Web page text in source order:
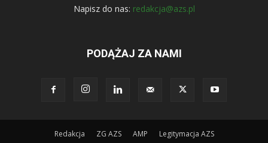
Napisz do nas: redakcja@azs.pl
PODĄŻAJ ZA NAMI
Redakcja ZG AZS AMP Legitymacja AZS